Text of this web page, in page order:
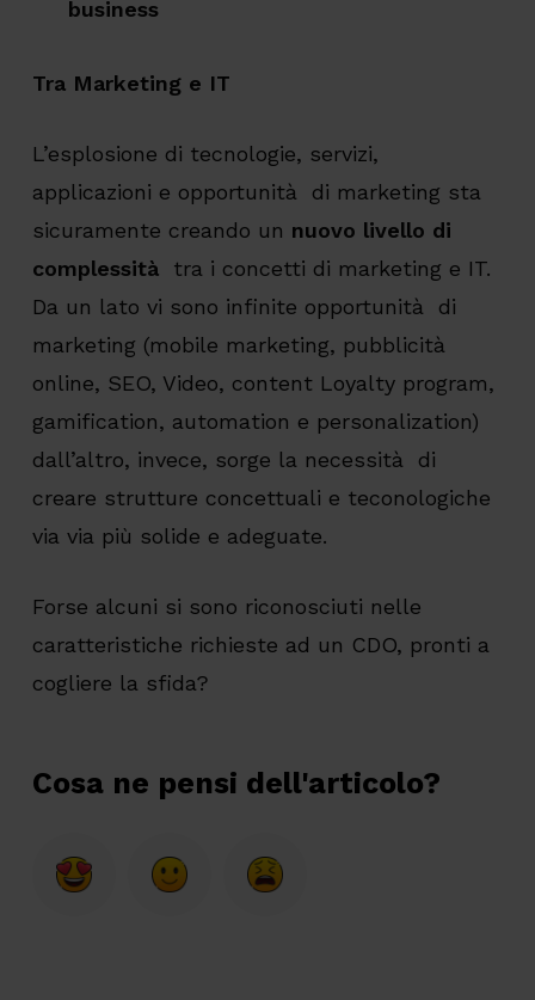
business
Tra Marketing e IT
L’esplosione di tecnologie, servizi,
applicazioni e opportunità di marketing sta
sicuramente creando un nuovo livello di
complessità
tra i concetti di marketing e IT.
Da un lato vi sono infinite opportunità di
marketing (mobile marketing, pubblicità
online, SEO, Video, content Loyalty program,
gamification, automation e personalization)
dall’altro, invece, sorge la necessità di
creare strutture concettuali e teconologiche
via via più solide e adeguate.
Forse alcuni si sono riconosciuti nelle
caratteristiche richieste ad un CDO, pronti a
cogliere la sfida?
Cosa ne pensi dell'articolo?